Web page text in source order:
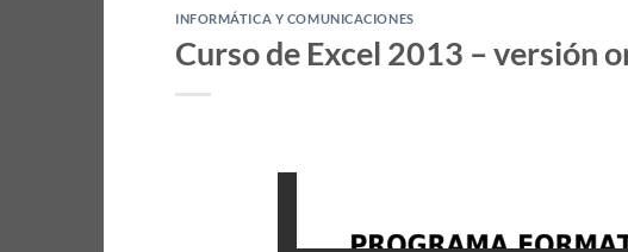
INFORMÁTICA Y COMUNICACIONES
Curso de Excel 2013 – versión